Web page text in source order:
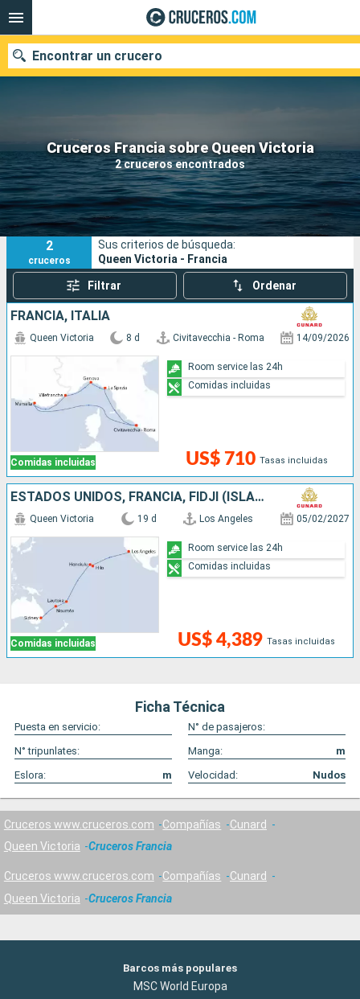
Cruceros Francia sobre Queen Victoria
2 cruceros encontrados
Encontrar un crucero
Nuestros destinos
Fecha de salida
Puertos Compañías
Buscar
2
cruceros
Sus criterios de búsqueda:
Queen Victoria - Francia
Filtrar Ordenar
FRANCIA, ITALIA
Comidas incluidas
Queen Victoria 8 d Civitavecchia - Roma 14/09/2026
US$ 710 Tasas incluidas
Room service las 24h
Comidas incluidas
ESTADOS UNIDOS, FRANCIA, FIDJI (ISLAS), NUEVA CALEDONIA, AUSTRALIA
Comidas incluidas
Queen Victoria 19 d Los Angeles 05/02/2027
US$ 4,389 Tasas incluidas
Room service las 24h
Comidas incluidas
Ficha Técnica
Puesta en servicio:
N° de pasajeros:
N° tripunlates:
Manga:
m
Eslora:
m Velocidad: Nudos
Cruceros www.cruceros.com Compañías
Cunard
Queen Victoria
Cruceros Francia
Cruceros www.cruceros.com Compañías
Cunard
Queen Victoria
Cruceros Francia
Barcos más populares
MSC World Europa